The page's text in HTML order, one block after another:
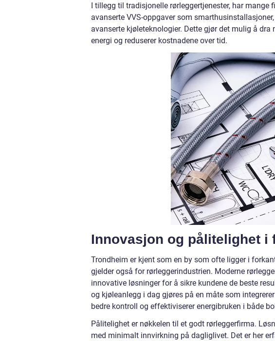
I tillegg til tradisjonelle rørleggertjenester, har
avanserte VVS-oppgaver som
avanserte kjøleteknologier. Dette gjør det mulig å
energi og reduserer kostnadene over tid.
Innovasjon og pålitelighet i
Trondheim er kjent som en by som ofte ligger i
gjelder også for rørleggerindustrien. Moderne
innovative løsninger for å sikre kundene de beste
og kjøleanlegg i dag gjøres på en måte som
bedre kontroll og effektiviserer energibruken i både
Pålitelighet er nøkkelen til et godt rørleggerfirma.
med minimalt innvirkning på dagliglivet. Det er her